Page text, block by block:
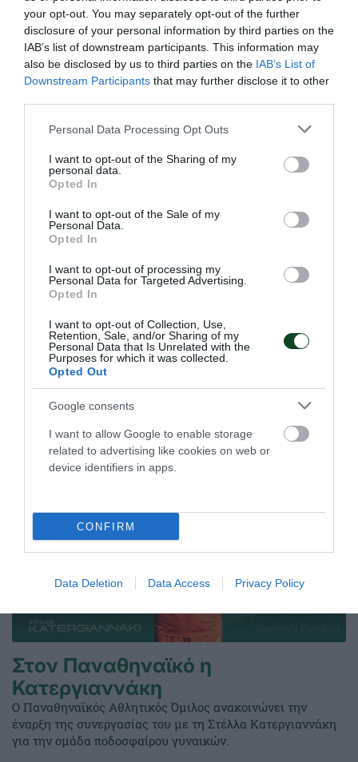
your opt-out. You may separately opt-out of the further
disclosure of your personal information by third parties on the
IAB’s list of downstream participants. This information may
also be disclosed by us to third parties on the IAB’s List of
Downstream Participants that may further disclose it to other
Please note that this website/app uses one or more Google
not limited to your visit or usage behaviour. You may click to
grant or deny consent to Google and its third-party tags to
use your data for below specified purposes in below Google
consent section.
Personal Data Processing Opt Outs
I want to opt-out of the Sharing of my
personal data.
Opted In
I want to opt-out of the Sale of my
Personal Data.
Opted In
I want to opt-out of processing my
Personal Data for Targeted Advertising.
Opted In
I want to opt-out of Collection, Use,
Retention, Sale, and/or Sharing of my
Personal Data that Is Unrelated with the
Purposes for which it was collected.
Opted Out
Google consents
I want to allow Google to enable storage
related to advertising like cookies on web or
device identifiers in apps.
CONFIRM
Data Deletion Data Access Privacy Policy
Με Μάκρα και τη νέα χρονιά!
Ο Παναθηναϊκός Αθλητικός Όμιλος ανακοινώνει την
έναρξη της συνεργασίας του με τον προπονητή της
ανδρικής ομάδας πινγκ πονγκ Λευτέρη Μάκρα.
29.05.2026 ΠΙΝΓΚ ΠΟΝΓΚ ΑΝΔΡΩΝ
ΤΕΛΕΥΤΑΙΑ ΝΕΑ
Στον Παναθηναϊκό η
Κατεργιαννάκη
Ο Παναθηναϊκός Αθλητικός Όμιλος ανακοινώνει την
έναρξη της συνεργασίας του με τη Στέλλα Κατεργιαννάκη
για την ομάδα ποδοσφαίρου γυναικών.